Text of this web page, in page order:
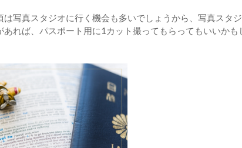
は写真スタジオに行く機会も多いでしょうから、写真スタ
あれば、パスポート用に1カット撮ってもらってもいいかも